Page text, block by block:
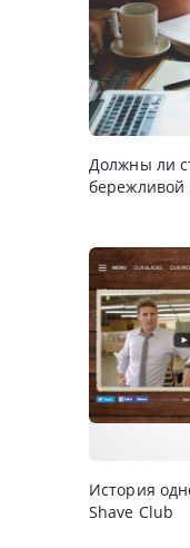
Должны ли
бережливой
История
Shave Club